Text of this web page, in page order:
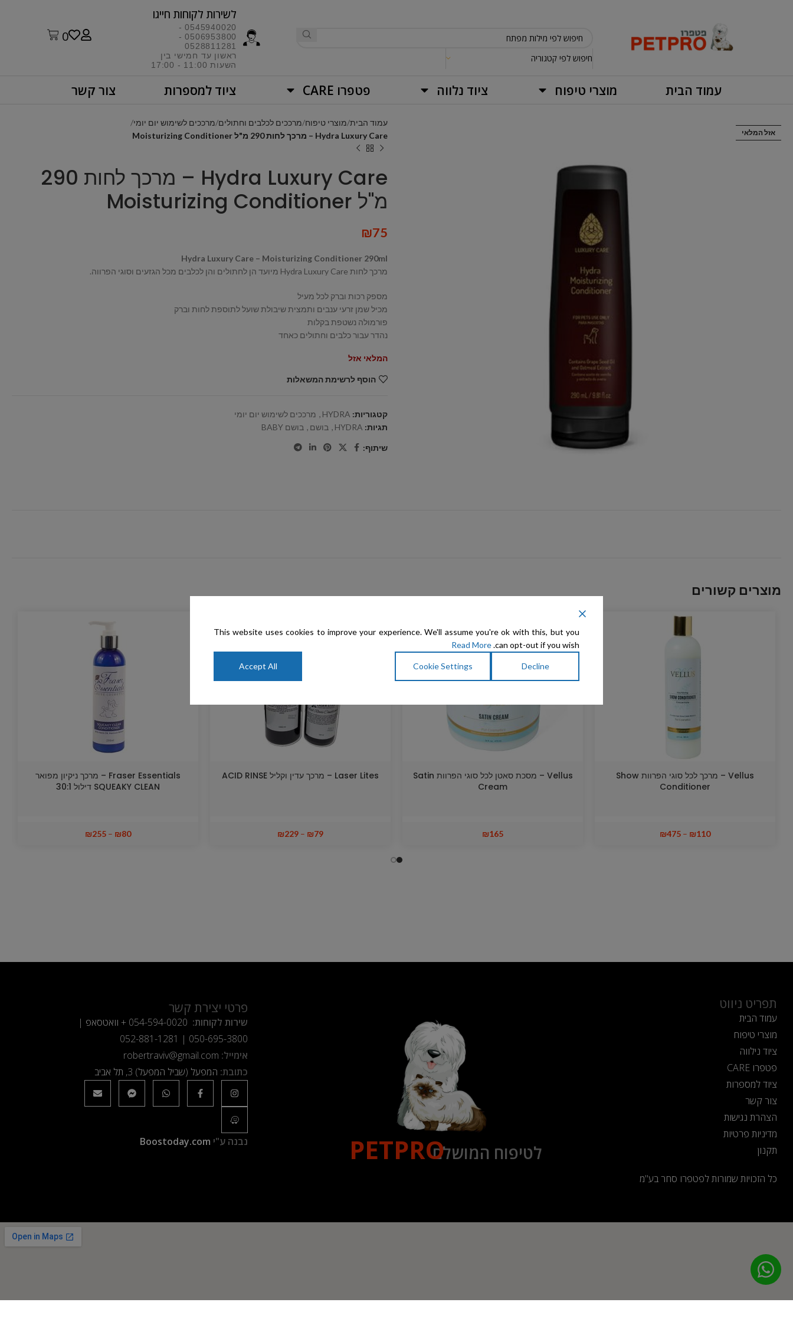
חיפוש לפי קטגוריה
לשירות לקוחות חייגו​
0545940020 -
0506953800 -
0528811281
ראשון עד חמישי בין
השעות 11:00 - 17:00​
0
עמוד הבית מוצרי טיפוח ציוד נלווה פטפרו CARE ציוד למספרות צור קשר
אזל המלאי
עמוד הבית מוצרי טיפוח מרככים לכלבים וחתולים מרככים לשימוש יום יומי
Hydra Luxury Care – מרכך לחות 290 מ"ל Moisturizing Conditioner
Hydra Luxury Care – מרכך לחות 290
מ"ל Moisturizing Conditioner
₪75
Hydra Luxury Care – Moisturizing Conditioner 290ml
מרכך לחות Hydra Luxury Care מיועד הן לחתולים והן לכלבים מכל הגזעים וסוגי הפרווה.
מספק רכות וברק לכל מעיל
מכיל שמן זרעי ענבים ותמצית שיבולת שועל לתוספת לחות וברק
פורמולה נשטפת בקלות
נהדר עבור כלבים וחתולים כאחד
המלאי אזל
הוסף לרשימת המשאלות
קטגוריות: HYDRA
, מרככים לשימוש יום יומי
תגיות: HYDRA
, בושם , בושם BABY
שיתוף:
מוצרים קשורים
Vellus – מרכך לכל סוגי הפרוות Show
Conditioner
₪110
–
₪475
Vellus – מסכת סאטן לכל סוגי הפרוות Satin
Cream
₪165
Laser Lites – מרכך עדין וקליל ACID RINSE
₪79
–
₪229
Fraser Essentials – מרכך ניקיון מפואר
SQUEAKY CLEAN דילול 30:1
₪80
–
₪255
תפריט ניווט
עמוד הבית
מוצרי טיפוח
ציוד נילווה
פטפרו CARE
ציוד למספרות
צור קשר
הצהרת נגישות
מדיניות פרטיות
תקנון
כל הזכויות שמורות לפטפרו סחר בע"מ
לטיפוח המושלםPETPRO
פרטי יצירת קשר
שירות לקוחות: 054-594-0020 + וואטסאפ |
050-695-3800
|
052-881-1281
אימייל: robertraviv@gmail.com
כתובת: המפעל (שביל המפעל) 3, תל אביב
נבנה ע"י Boostoday.com
This website uses cookies to improve your experience. We'll assume you're ok with this, but you
can opt-out if you wish.
Read More
Decline
Cookie Settings
Accept All